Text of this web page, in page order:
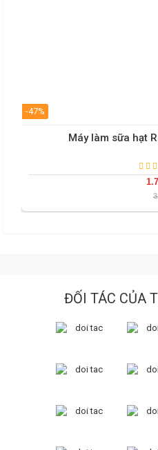
-47%
Máy làm sữa hạt
ĐỐI TÁC CỦA